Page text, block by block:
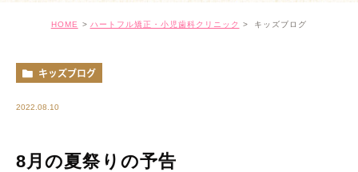
HOME ハートフル矯正・小児歯科クリニック キッズブログ
キッズブログ
2022.08.10
8月の夏祭りの予告